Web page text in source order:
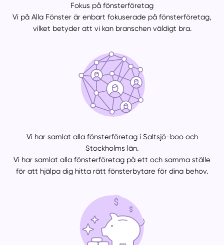
Fokus på fönsterföretag
Vi på Alla Fönster är enbart fokuserade på fönsterföretag,
vilket betyder att vi kan branschen väldigt bra.
Vi har samlat alla fönsterföretag i Saltsjö-boo och
Stockholms län.
Vi har samlat alla fönsterföretag på ett och samma ställe
för att hjälpa dig hitta rätt fönsterbytare för dina behov.